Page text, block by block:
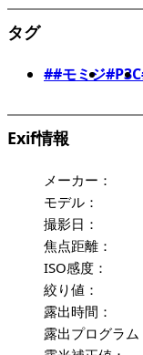
タグ
##モミジ#P3C
Exif情報
メーカー：
モデル：
撮影日：
焦点距離：
ISO感度：
絞り値：
露出時間：
露出プログラム